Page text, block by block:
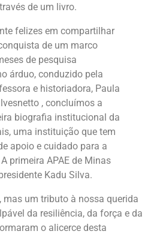
de um livro.
felizes em compartilhar
de um marco
de pesquisa
árduo, conduzido pela
e historiadora, Paula
, concluímos a
biografia institucional da
uma instituição que tem
apoio e cuidado para a
primeira APAE de Minas
Kadu Silva.
mas um tributo à nossa querida
da resiliência, da força e da
o alicerce desta